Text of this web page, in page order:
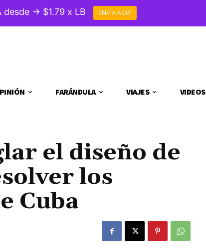
FARÁNDULA VIAJES VIDEOS
el diseño de
los
Cuba
desde → $1.79 x LB ENVÍA AQUÍ